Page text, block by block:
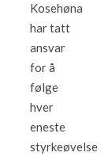
Kosehøna
har tatt
ansvar
for å
følge
hver
eneste
styrkeøvelse